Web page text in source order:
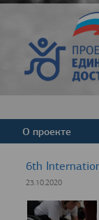
О проекте
6th
23.10.2020